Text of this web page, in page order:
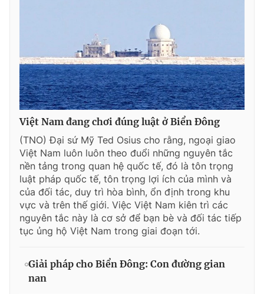
Việt Nam đang chơi đúng luật ở Biển Đông
(TNO) Đại sứ Mỹ Ted Osius cho rằng, ngoại giao
Việt Nam luôn luôn theo đuổi những nguyên tắc
nền tảng trong quan hệ quốc tế, đó là tôn trọng
luật pháp quốc tế, tôn trọng lợi ích của mình và
của đối tác, duy trì hòa bình, ổn định trong khu
vực và trên thế giới. Việc Việt Nam kiên trì các
nguyên tắc này là cơ sở để bạn bè và đối tác tiếp
tục ủng hộ Việt Nam trong giai đoạn tới.
Giải pháp cho Biển Đông: Con đường gian
nan